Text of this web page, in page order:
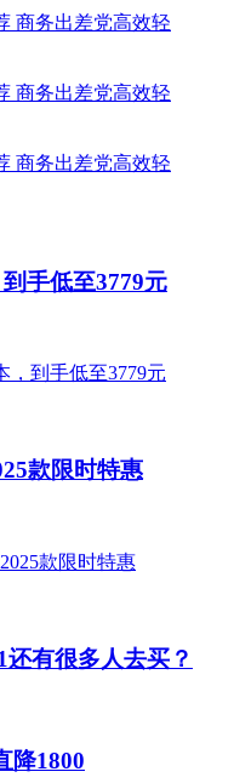
手低至3779元
款限时特惠
还有很多人去买？
降1800